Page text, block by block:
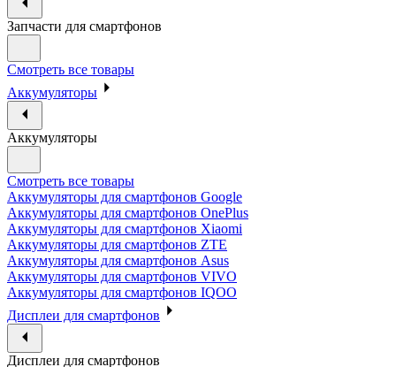
Запчасти для смартфонов
Смотреть все товары
Аккумуляторы
Аккумуляторы
Смотреть все товары
Аккумуляторы для смартфонов Google
Аккумуляторы для смартфонов OnePlus
Аккумуляторы для смартфонов Xiaomi
Аккумуляторы для смартфонов ZTE
Аккумуляторы для cмартфонов Asus
Аккумуляторы для смартфонов VIVO
Аккумуляторы для смартфонов IQOO
Дисплеи для смартфонов
Дисплеи для смартфонов